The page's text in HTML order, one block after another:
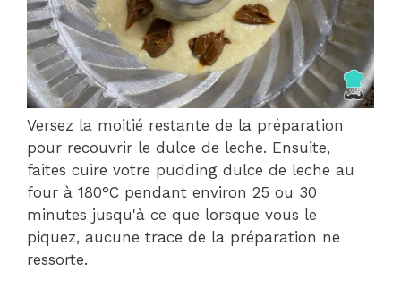
Versez la moitié restante de la préparation
pour recouvrir le dulce de leche. Ensuite,
faites cuire votre pudding dulce de leche au
four à 180°C pendant environ 25 ou 30
minutes jusqu'à ce que lorsque vous le
piquez, aucune trace de la préparation ne
ressorte.